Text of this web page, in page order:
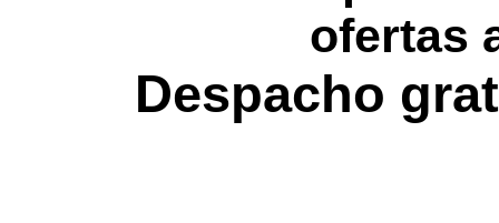
ofertas
Despacho